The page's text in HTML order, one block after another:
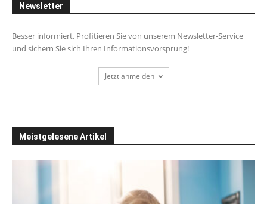
Newsletter
Besser informiert. Profitieren Sie von unserem Newsletter-Service
und sichern Sie sich Ihren Informationsvorsprung!
Jetzt anmelden
Meistgelesene Artikel